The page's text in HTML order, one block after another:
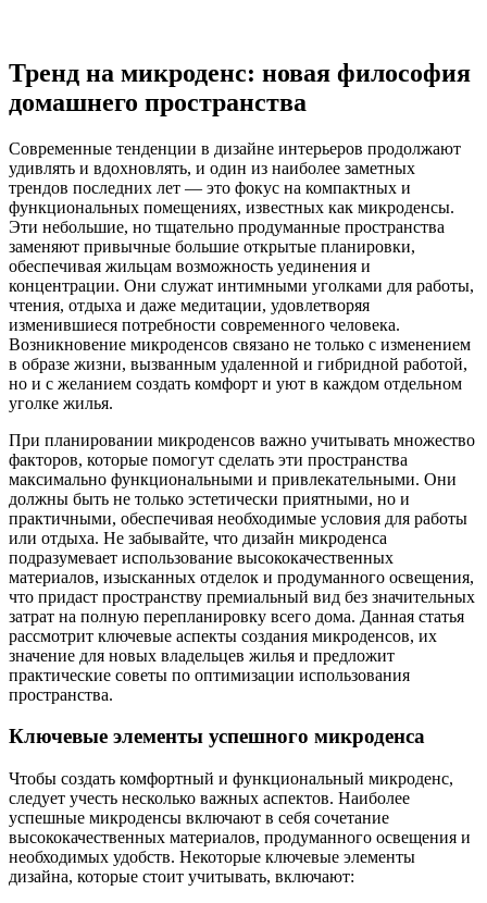
Тренд на микроденс: новая философия
домашнего пространства
Современные тенденции в дизайне интерьеров продолжают
удивлять и вдохновлять, и один из наиболее заметных
трендов последних лет — это фокус на компактных и
функциональных помещениях, известных как микроденсы.
Эти небольшие, но тщательно продуманные пространства
заменяют привычные большие открытые планировки,
обеспечивая жильцам возможность уединения и
концентрации. Они служат интимными уголками для работы,
чтения, отдыха и даже медитации, удовлетворяя
изменившиеся потребности современного человека.
Возникновение микроденсов связано не только с изменением
в образе жизни, вызванным удаленной и гибридной работой,
но и с желанием создать комфорт и уют в каждом отдельном
уголке жилья.
При планировании микроденсов важно учитывать множество
факторов, которые помогут сделать эти пространства
максимально функциональными и привлекательными. Они
должны быть не только эстетически приятными, но и
практичными, обеспечивая необходимые условия для работы
или отдыха. Не забывайте, что дизайн микроденса
подразумевает использование высококачественных
материалов, изысканных отделок и продуманного освещения,
что придаст пространству премиальный вид без значительных
затрат на полную перепланировку всего дома. Данная статья
рассмотрит ключевые аспекты создания микроденсов, их
значение для новых владельцев жилья и предложит
практические советы по оптимизации использования
пространства.
Ключевые элементы успешного микроденса
Чтобы создать комфортный и функциональный микроденс,
следует учесть несколько важных аспектов. Наиболее
успешные микроденсы включают в себя сочетание
высококачественных материалов, продуманного освещения и
необходимых удобств. Некоторые ключевые элементы
дизайна, которые стоит учитывать, включают: